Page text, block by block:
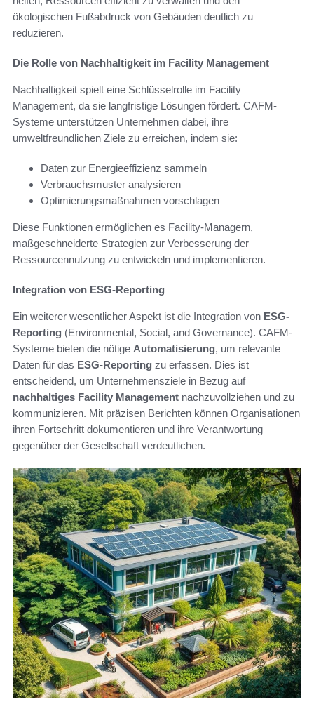
ökologischen Fußabdruck von Gebäuden deutlich zu
reduzieren.
Die Rolle von Nachhaltigkeit im Facility Management
Nachhaltigkeit spielt eine Schlüsselrolle im Facility
Management, da sie langfristige Lösungen fördert. CAFM-
Systeme unterstützen Unternehmen dabei, ihre
umweltfreundlichen Ziele zu erreichen, indem sie:
Daten zur Energieeffizienz sammeln
Verbrauchsmuster analysieren
Optimierungsmaßnahmen vorschlagen
Diese Funktionen ermöglichen es Facility-Managern,
maßgeschneiderte Strategien zur Verbesserung der
Ressourcennutzung zu entwickeln und implementieren.
Integration von ESG-Reporting
Ein weiterer wesentlicher Aspekt ist die Integration von ESG-
Reporting (Environmental, Social, and Governance). CAFM-
Systeme bieten die nötige Automatisierung, um relevante
Daten für das ESG-Reporting zu erfassen. Dies ist
entscheidend, um Unternehmensziele in Bezug auf
nachhaltiges Facility Management nachzuvollziehen und zu
kommunizieren. Mit präzisen Berichten können Organisationen
ihren Fortschritt dokumentieren und ihre Verantwortung
gegenüber der Gesellschaft verdeutlichen.